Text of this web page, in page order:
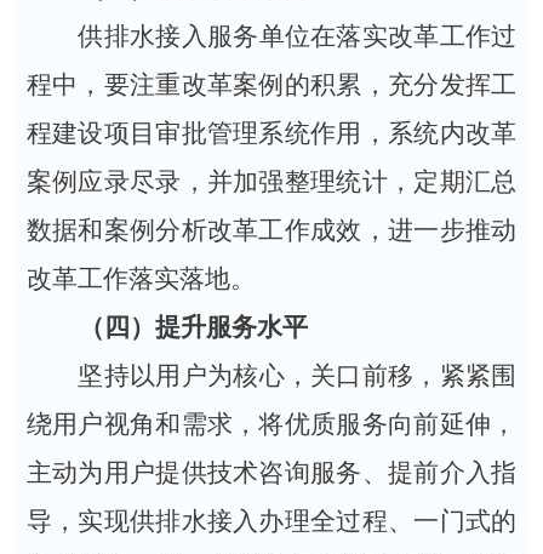
供排水接入服务单位在落实改革工作过
程中，要注重改革案例的积累，充分发挥工
程建设项目审批管理系统作用，系统内改革
案例应录尽录，并加强整理统计，定期汇总
数据和案例分析改革工作成效，进一步推动
改革工作落实落地。
（ 四 ）提升服务水平
坚持以用户为核心，关口前移，紧紧围
绕用户视角和需求，将优质服务向前延伸，
主动为用户提供技术咨询服务、提前介入指
导，实现供排水接入办理全过程、一门式的